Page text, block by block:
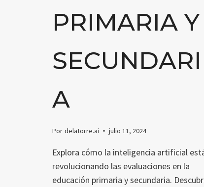
PRIMARIA Y
SECUNDARI
A
Por delatorre.ai julio 11, 2024
Explora cómo la inteligencia artificial
revolucionando las evaluaciones en la
educación primaria y secundaria.